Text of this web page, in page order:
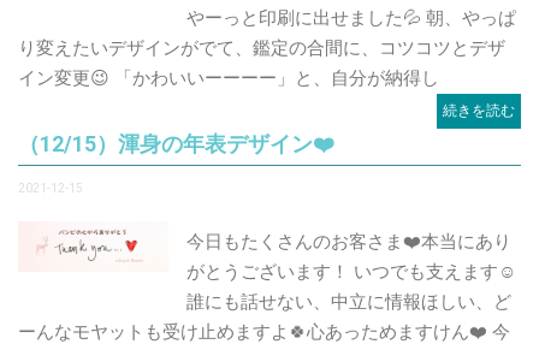
やーっと印刷に出せました💦 朝、やっぱ
り変えたいデザインがでて、鑑定の合間に、コツコツとデザ
イン変更😉 「かわいいーーーー」と、自分が納得し
続きを読む
（12/15）渾身の年表デザイン❤️
2021-12-15
今日もたくさんのお客さま❤️本当にあり
がとうございます！ いつでも支えます☺️
誰にも話せない、中立に情報ほしい、ど
ーんなモヤットも受け止めますよ🍀心あっためますけん❤️ 今